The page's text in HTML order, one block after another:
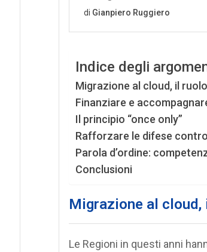
Indice degli
Migrazione al cloud, il
Finanziare e
Il principio “once only”
Rafforzare le difese
Parola d’ordine:
Conclusioni
Migrazione al
Le Regioni in questi anni